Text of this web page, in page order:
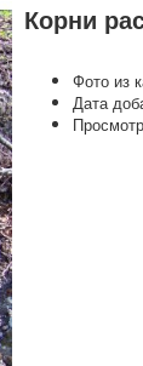
Корни
Фото из
Дата